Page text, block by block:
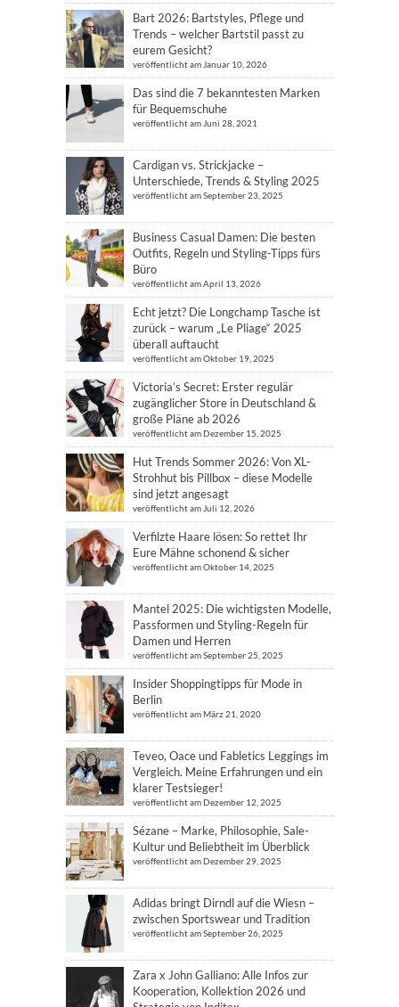
Bart 2026: Bartstyles, Pflege und
Trends – welcher Bartstil passt zu
eurem Gesicht?
veröffentlicht am Januar 10, 2026
Das sind die 7 bekanntesten Marken
für Bequemschuhe
veröffentlicht am Juni 28, 2021
Cardigan vs. Strickjacke –
Unterschiede, Trends & Styling 2025
veröffentlicht am September 23, 2025
Business Casual Damen: Die besten
Outfits, Regeln und Styling-Tipps fürs
Büro
veröffentlicht am April 13, 2026
Echt jetzt? Die Longchamp Tasche ist
zurück – warum „Le Pliage“ 2025
überall auftaucht
veröffentlicht am Oktober 19, 2025
Victoria’s Secret: Erster regulär
zugänglicher Store in Deutschland &
große Pläne ab 2026
veröffentlicht am Dezember 15, 2025
Hut Trends Sommer 2026: Von XL-
Strohhut bis Pillbox – diese Modelle
sind jetzt angesagt
veröffentlicht am Juli 12, 2026
Verfilzte Haare lösen: So rettet Ihr
Eure Mähne schonend & sicher
veröffentlicht am Oktober 14, 2025
Mantel 2025: Die wichtigsten Modelle,
Passformen und Styling-Regeln für
Damen und Herren
veröffentlicht am September 25, 2025
Insider Shoppingtipps für Mode in
Berlin
veröffentlicht am März 21, 2020
Teveo, Oace und Fabletics Leggings im
Vergleich. Meine Erfahrungen und ein
klarer Testsieger!
veröffentlicht am Dezember 12, 2025
Sézane – Marke, Philosophie, Sale-
Kultur und Beliebtheit im Überblick
veröffentlicht am Dezember 29, 2025
Adidas bringt Dirndl auf die Wiesn –
zwischen Sportswear und Tradition
veröffentlicht am September 26, 2025
Zara x John Galliano: Alle Infos zur
Kooperation, Kollektion 2026 und